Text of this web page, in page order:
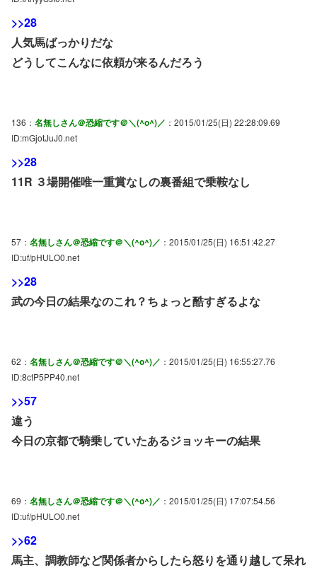
>>28
人気馬ばっかりだな
どうしてこんなに依頼が来るんだろう
136： 名無しさん＠恐縮です＠＼(^o^)／ ：2015/01/25(日) 22:28:09.69
ID:mGjotJuJ0.net
>>28
11R ３場開催唯一重賞なしの裏番組で乗鞍なし
57： 名無しさん＠恐縮です＠＼(^o^)／ ：2015/01/25(日) 16:51:42.27
ID:uf/pHULO0.net
>>28
武の今日の結果なのこれ？ちょっと酷すぎるよな
62： 名無しさん＠恐縮です＠＼(^o^)／ ：2015/01/25(日) 16:55:27.76
ID:8ctP5PP40.net
>>57
違う
今日の京都で騎乗していたあるジョッキーの結果
69： 名無しさん＠恐縮です＠＼(^o^)／ ：2015/01/25(日) 17:07:54.56
ID:uf/pHULO0.net
>>62
馬主、調教師など関係者からしたら怒りを通り越して呆れ